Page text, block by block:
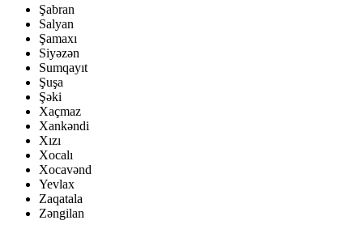
Şabran
Salyan
Şamaxı
Siyəzən
Sumqayıt
Şuşa
Şəki
Xaçmaz
Xankəndi
Xızı
Xocalı
Xocavənd
Yevlax
Zaqatala
Zəngilan